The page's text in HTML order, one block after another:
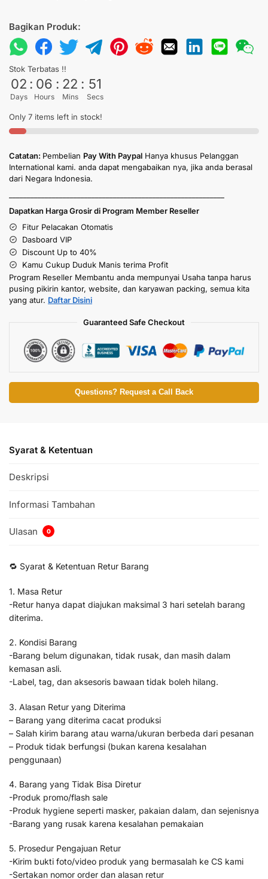
Bagikan Produk:
Stok Terbatas !!
02
Days
: 06
Hours
: 22
Mins
: 50
Secs
Only 7 items left in stock!
Catatan: Pembelian Pay With Paypal Hanya khusus Pelanggan
International kami. anda dapat mengabaikan nya, jika anda berasal
dari Negara Indonesia.
Dapatkan Harga Grosir di Program Member Reseller
Fitur Pelacakan Otomatis
Dasboard VIP
Discount Up to 40%
Kamu Cukup Duduk Manis terima Profit
Program Reseller Membantu anda mempunyai Usaha tanpa harus
pusing pikirin kantor, website, dan karyawan packing, semua kita
yang atur. Daftar Disini
Guaranteed Safe Checkout
Questions? Request a Call Back
Syarat & Ketentuan
Deskripsi
Informasi Tambahan
Ulasan 0
🔁 Syarat & Ketentuan Retur Barang
1. Masa Retur
-Retur hanya dapat diajukan maksimal 3 hari setelah barang
diterima.
2. Kondisi Barang
-Barang belum digunakan, tidak rusak, dan masih dalam
kemasan asli.
-Label, tag, dan aksesoris bawaan tidak boleh hilang.
3. Alasan Retur yang Diterima
– Barang yang diterima cacat produksi
– Salah kirim barang atau warna/ukuran berbeda dari pesanan
– Produk tidak berfungsi (bukan karena kesalahan
penggunaan)
4. Barang yang Tidak Bisa Diretur
-Produk promo/flash sale
-Produk hygiene seperti masker, pakaian dalam, dan sejenisnya
-Barang yang rusak karena kesalahan pemakaian
5. Prosedur Pengajuan Retur
-Kirim bukti foto/video produk yang bermasalah ke CS kami
-Sertakan nomor order dan alasan retur